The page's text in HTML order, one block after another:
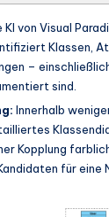
KI von Visual
Klassen,
–
sind.
Innerhalb
Kopplung
für eine